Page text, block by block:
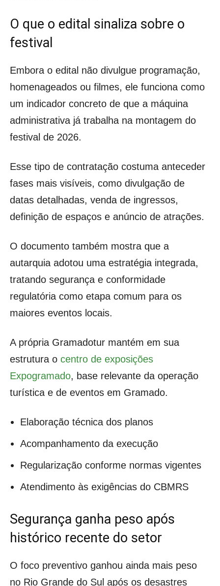
O que o edital sinaliza sobre o
festival
Embora o edital não divulgue programação,
homenageados ou filmes, ele funciona como
um indicador concreto de que a máquina
administrativa já trabalha na montagem do
festival de 2026.
Esse tipo de contratação costuma anteceder
fases mais visíveis, como divulgação de
datas detalhadas, venda de ingressos,
definição de espaços e anúncio de atrações.
O documento também mostra que a
autarquia adotou uma estratégia integrada,
tratando segurança e conformidade
regulatória como etapa comum para os
maiores eventos locais.
A própria Gramadotur mantém em sua
estrutura o centro de exposições
Expogramado, base relevante da operação
turística e de eventos em Gramado.
Elaboração técnica dos planos
Acompanhamento da execução
Regularização conforme normas vigentes
Atendimento às exigências do CBMRS
Segurança ganha peso após
histórico recente do setor
O foco preventivo ganhou ainda mais peso
no Rio Grande do Sul após os desastres